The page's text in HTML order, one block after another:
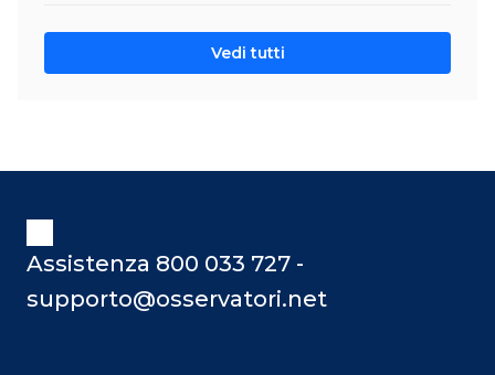
Vedi tutti
Assistenza 800 033 727 -
supporto@osservatori.net